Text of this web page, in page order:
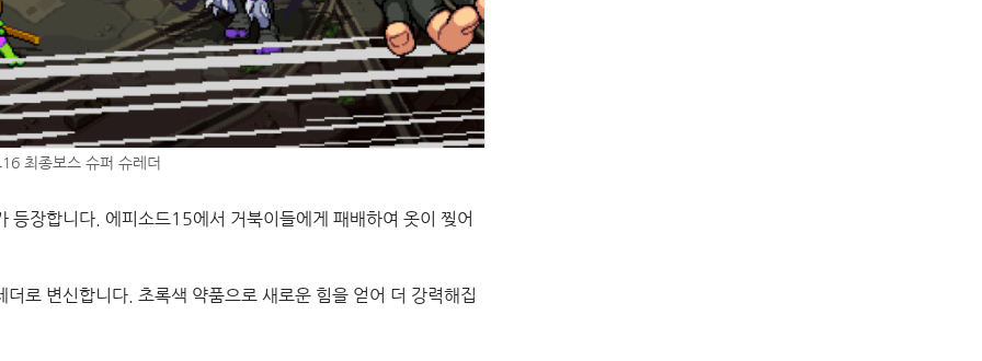
최종보스 슈퍼 슈레더
등장합니다. 에피소드15에서 거북이들에게 패배하여 옷이 찢어
로 변신합니다. 초록색 약품으로 새로운 힘을 얻어 더 강력해집